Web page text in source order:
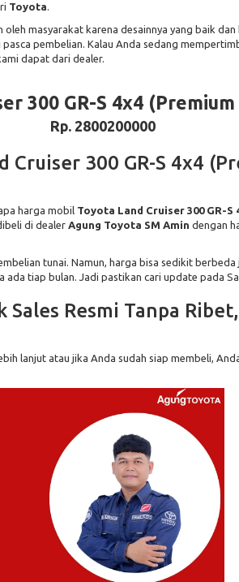
Toyota.
masyarakat karena desainnya yang baik dan
pasca pembelian. Kalau Anda sedang
dapat dari dealer.
300 GR-S 4x4
Rp. 2800200000
Cruiser 300 GR-S 4x4
harga mobil Toyota Land Cruiser 300 GR-S
di dealer Agung Toyota SM Amin dengan
tunai. Namun, harga bisa sedikit
ada tiap bulan. Jadi pastikan cari update pada
Sales Resmi Tanpa
lanjut atau jika Anda sudah siap membeli,